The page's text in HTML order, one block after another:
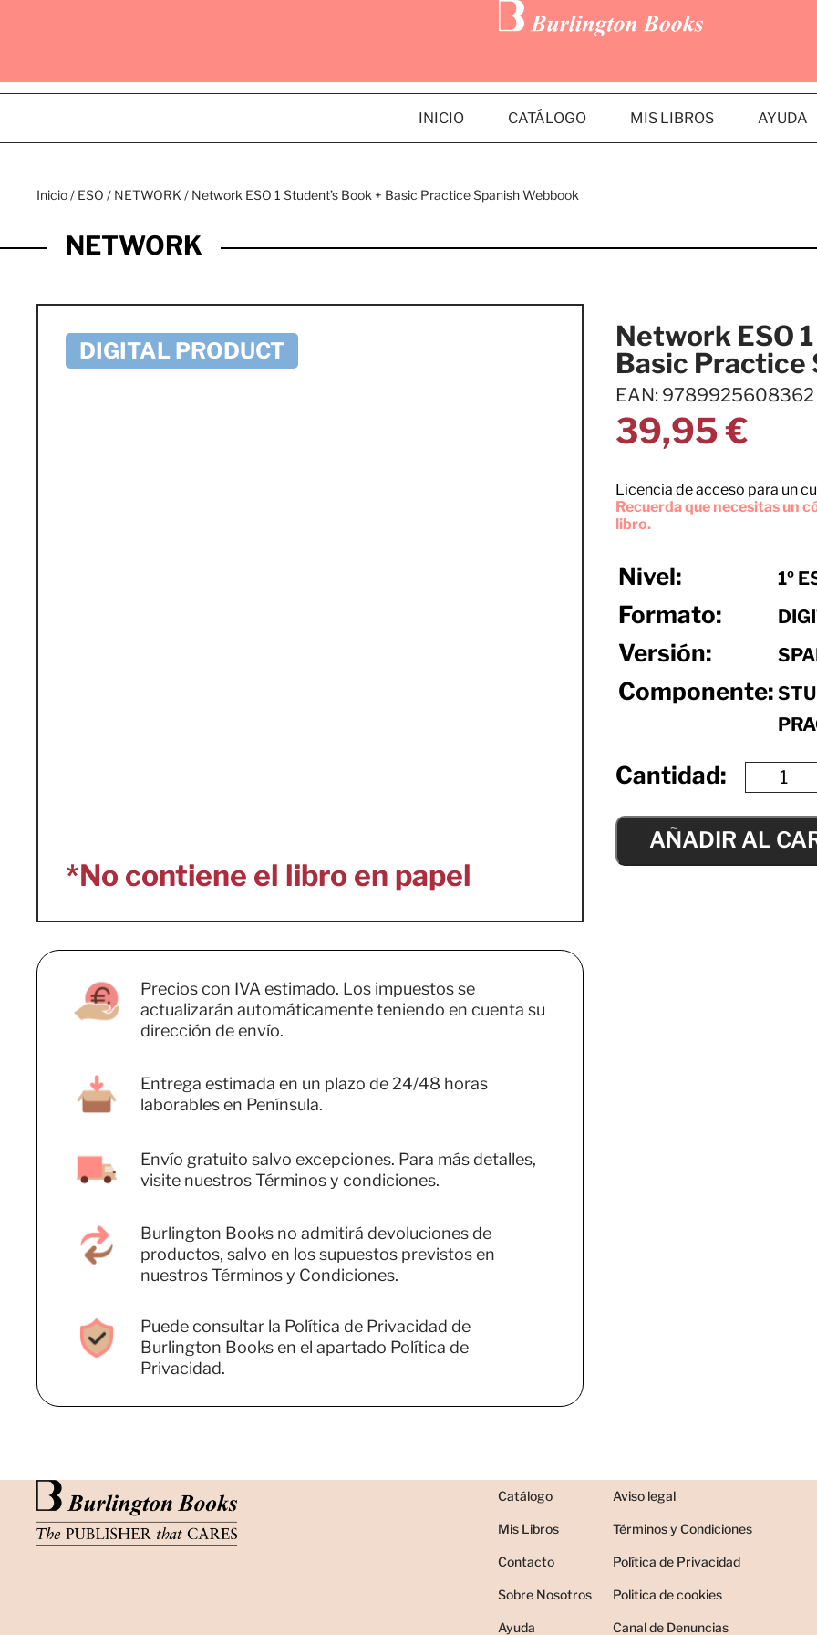
INICIO CATÁLOGO MIS LIBROS AYUDA
Inicio/ ESO / NETWORK / Network ESO 1 Student’s Book + Basic Practice Spanish Webbook
NETWORK
Network ESO
Basic Practice
EAN: 9789925608362
39,95€
Licencia de acceso para un
Recuerda que necesitas un
libro.
Nivel: 1º
Formato:
Versión:
Componente:
AÑADIR AL
Precios con IVA estimado. Los impuestos se
actualizarán automáticamente teniendo en cuenta su
dirección de envío.
Entrega estimada en un plazo de 24/48 horas
laborables en Península.
Envío gratuito salvo excepciones. Para más detalles,
visite nuestros Términos y condiciones.
Burlington Books no admitirá devoluciones de
productos, salvo en los supuestos previstos en
nuestros Términos y Condiciones.
Puede consultar la Política de Privacidad de
Burlington Books en el apartado Política de
Privacidad.
Catálogo
Mis Libros
Contacto
Sobre Nosotros
Ayuda
Aviso legal
Términos y Condiciones
Política de Privacidad
Politica de cookies
Canal de Denuncias